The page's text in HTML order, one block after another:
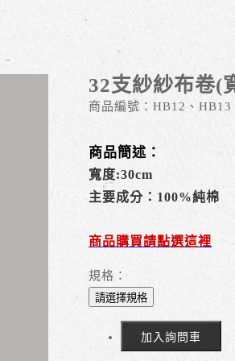
32支紗紗布卷(
商品編號： HB12、HB13
商品簡述：
寬度:30cm
主要成分：100%純棉
商品購買請點選這裡
規格：
請選擇規格
加入詢問車